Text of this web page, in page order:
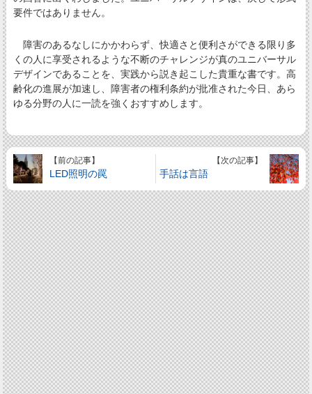
要件ではありません。
障害のあるなしにかかわらず、快適さと便利さができる限り多
くの人に享受されるような不断のチャレンジが真のユニバーサル
デザインであることを、実践から説き起こした貴重な書です。高
齢化の進展が加速し、障害者の権利条約が批准された今日、あら
ゆる分野の人に一読を強くおすすめします。
【前の記事】
LED照明の罠
【次の記事】
手話は言語